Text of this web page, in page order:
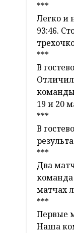
***
Легко и
93:46.
***
В
команды
19 и 20
***
В
***
Два
команда
матчах
***
Первые
Наша